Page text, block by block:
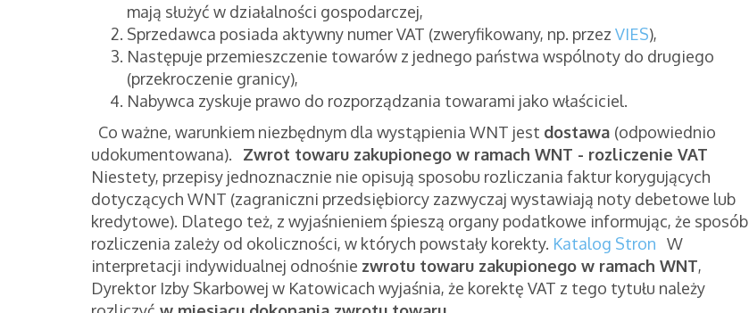
mają służyć w działalności gospodarczej,
Sprzedawca posiada aktywny numer VAT (zweryfikowany, np. przez VIES),
Następuje przemieszczenie towarów z jednego państwa wspólnoty do drugiego
(przekroczenie granicy),
Nabywca zyskuje prawo do rozporządzania towarami jako właściciel.
Co ważne, warunkiem niezbędnym dla wystąpienia WNT jest dostawa (odpowiednio
udokumentowana). Zwrot towaru zakupionego w ramach WNT - rozliczenie VAT
Niestety, przepisy jednoznacznie nie opisują sposobu rozliczania faktur korygujących
dotyczących WNT (zagraniczni przedsiębiorcy zazwyczaj wystawiają noty debetowe lub
kredytowe). Dlatego też, z wyjaśnieniem śpieszą organy podatkowe informując, że sposób
rozliczenia zależy od okoliczności, w których powstały korekty. Katalog Stron W
interpretacji indywidualnej odnośnie zwrotu towaru zakupionego w ramach WNT,
Dyrektor Izby Skarbowej w Katowicach wyjaśnia, że korektę VAT z tego tytułu należy